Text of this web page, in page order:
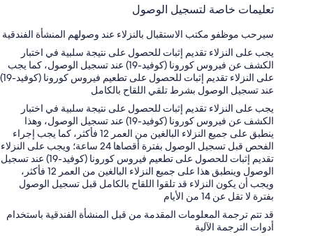
تعليمات خاصة لتسجيل الوصول
سيرحب موظفو مكتب الاستقبال بالنزلاء عند وصولهم المنشأة الفندقية
يجب على النزلاء تقديم إثبات للحصول على نتيجة سلبية في اختبار
الكشف عن فيروس كورونا (كوفيد-19) عند تسجيل الوصول، كما يجب
على النزلاء تقديم إثبات للحصول على تطعيم فيروس كورونا (كوفيد-19)
عند تسجيل الوصول بشرط تلقي اللقاح بالكامل
يجب على النزلاء تقديم إثبات للحصول على نتيجة سلبية في اختبار
الكشف عن فيروس كورونا (كوفيد-19) عند تسجيل الوصول، وهذا
ينطبق على جميع النزلاء البالغين من العمر 12 فأكثر، كما يجب إجراء
الفحص قبل تسجيل الوصول بفترة أقصاها 24 ساعة؛ ويجب على النزلاء
تقديم إثبات للحصول على تطعيم فيروس كورونا (كوفيد-19) عند تسجيل
الوصول وينطبق هذا على جميع النزلاء البالغين من العمر 12 فأكثر،
ويجب أن يكون النزلاء قد تلقوا اللقاح بالكامل قبل تسجيل الوصول
بفترة لا تقل عن 14 من الأيام
قد تتم ترجمة المعلومات المقدمة من قبل المنشأة الفندقية باستخدام
أدوات الترجمة الآلية